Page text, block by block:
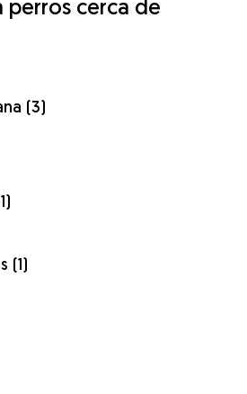
perros cerca de
(3)
(1)